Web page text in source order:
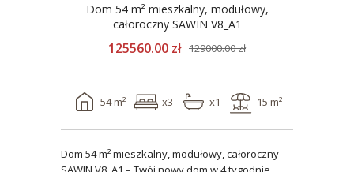
Dom 54 m² mieszkalny, modułowy,
całoroczny SAWIN V8_A1
125560.00 zł 129000.00 zł
54 m² x3 x1 15 m²
Dom 54 m² mieszkalny, modułowy, całoroczny